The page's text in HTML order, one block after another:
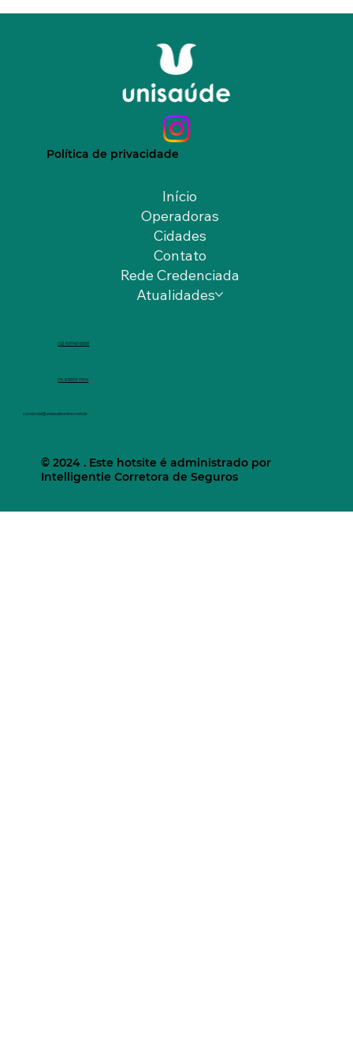
Política de privacidade
Início
Operadoras
Cidades
Contato
Rede Credenciada
Atualidades
(12) 9.9740-6958
(11) 9.9553-7374
comercial@unisaudeonline.com.br
© 2024 . Este hotsite é administrado por
Intelligentie Corretora de Seguros